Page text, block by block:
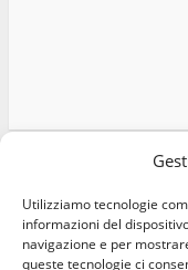
Utilizziamo tecnologie
informazioni del
navigazione e per
queste tecnologie ci
Home Privacy